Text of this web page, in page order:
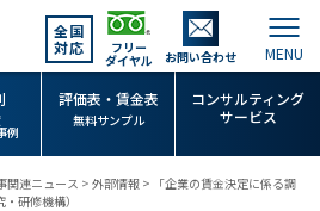
全国
対応
フリー
ダイヤル お問い合わせ
例
評価表・賃金表
無料サンプル
コンサルティング
サービス
関連ニュース > 外部情報 > 「企業の賃金決定に係る調
研修機構）